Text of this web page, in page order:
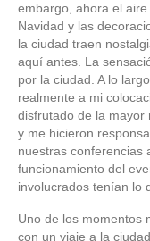
embargo, ahora el
Navidad y las
la ciudad traen
aquí antes. La
por la ciudad. A lo
realmente a mi
disfrutado de la mayor
y me hicieron
nuestras conferencias
funcionamiento del
involucrados tenían lo
Uno de los momentos
con un viaje a la